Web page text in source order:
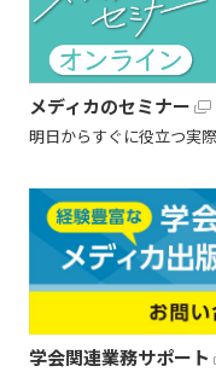
メディカのセミナー
明日からすぐに役立つ実
学会関連業務サポート